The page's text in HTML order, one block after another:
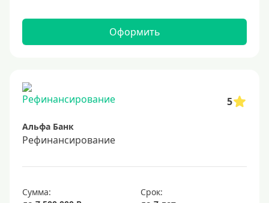
1000000 руб
1200000 руб
1300000 руб
1500000 руб
1600000 руб
Оформить
5
Альфа Банк
Рефинансирование
Сумма:
Срок: